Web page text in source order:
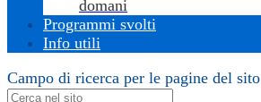
domani
Programmi svolti
Info utili
Campo di ricerca per le pagine del sito